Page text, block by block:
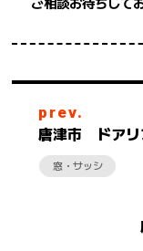
prev.
唐津市 ドア
窓・サッシ